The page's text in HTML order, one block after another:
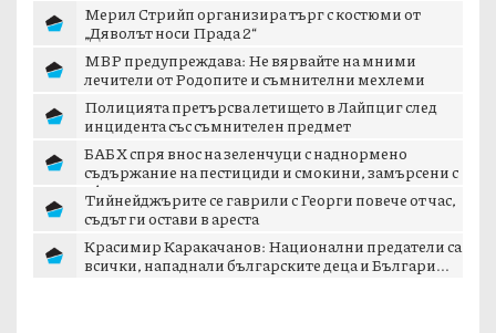
Мерил Стрийп организира търг с костюми от
„Дяволът носи Прада 2“
МВР предупреждава: Не вярвайте на мними
лечители от Родопите и съмнителни мехлеми
Полицията претърсва летището в Лайпциг след
инцидента със съмнителен предмет
БАБХ спря внос на зеленчуци с наднормено
съдържание на пестициди и смокини, замърсени с
аф...
Тийнейджърите се гаврили с Георги повече от час,
съдът ги остави в ареста
Красимир Каракачанов: Национални предатели са
всички, нападнали българските деца и Българи...